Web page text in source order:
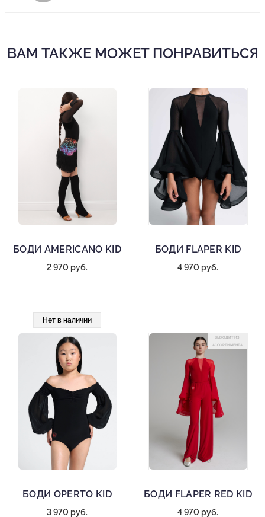
ВАМ ТАКЖЕ МОЖЕТ ПОНРАВИТЬСЯ
БОДИ AMERICANO KID
2 970 руб.
Нет в наличии
БОДИ FLAPER KID
4 970 руб.
БОДИ OPERTO KID
3 970 руб.
ВЫХОДИТ ИЗ
АССОРТИМЕНТА
БОДИ FLAPER RED KID
4 970 руб.